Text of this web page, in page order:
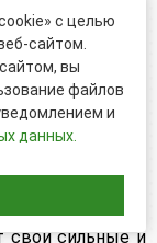
УФ-
струйном
использовании
способных
действием
в виде
свои сильные и
с целью
сайтом.
вы
файлов
и
данных.